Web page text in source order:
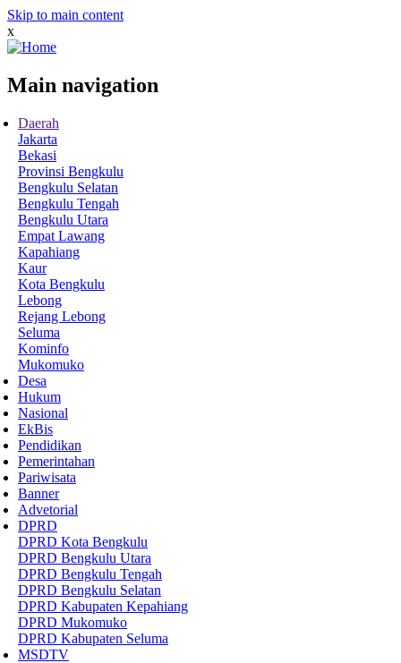
Skip to main content
x
Main navigation
Daerah
Jakarta
Bekasi
Provinsi Bengkulu
Bengkulu Selatan
Bengkulu Tengah
Bengkulu Utara
Empat Lawang
Kapahiang
Kaur
Kota Bengkulu
Lebong
Rejang Lebong
Seluma
Kominfo
Mukomuko
Desa
Hukum
Nasional
EkBis
Pendidikan
Pemerintahan
Pariwisata
Banner
Advetorial
DPRD
DPRD Kota Bengkulu
DPRD Bengkulu Utara
DPRD Bengkulu Tengah
DPRD Bengkulu Selatan
DPRD Kabupaten Kepahiang
DPRD Mukomuko
DPRD Kabupaten Seluma
MSDTV